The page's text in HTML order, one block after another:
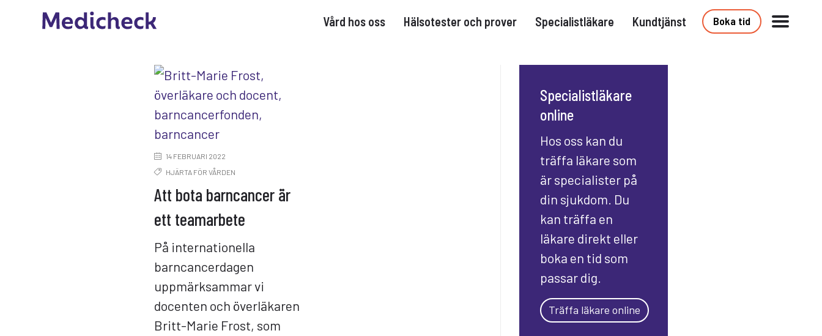
Vård hos oss Hälsotester och prover Specialistläkare Kundtjänst Boka tid
14 FEBRUARI 2022
HJÄRTA FÖR VÅRDEN
Att bota barncancer är
ett teamarbete
På internationella
barncancerdagen
uppmärksammar vi
docenten och överläkaren
Britt-Marie Frost, som
Specialistläkare
online
Hos oss kan du
träffa läkare som
är specialister på
din sjukdom. Du
kan träffa en
läkare direkt eller
boka en tid som
passar dig.
Träffa läkare online